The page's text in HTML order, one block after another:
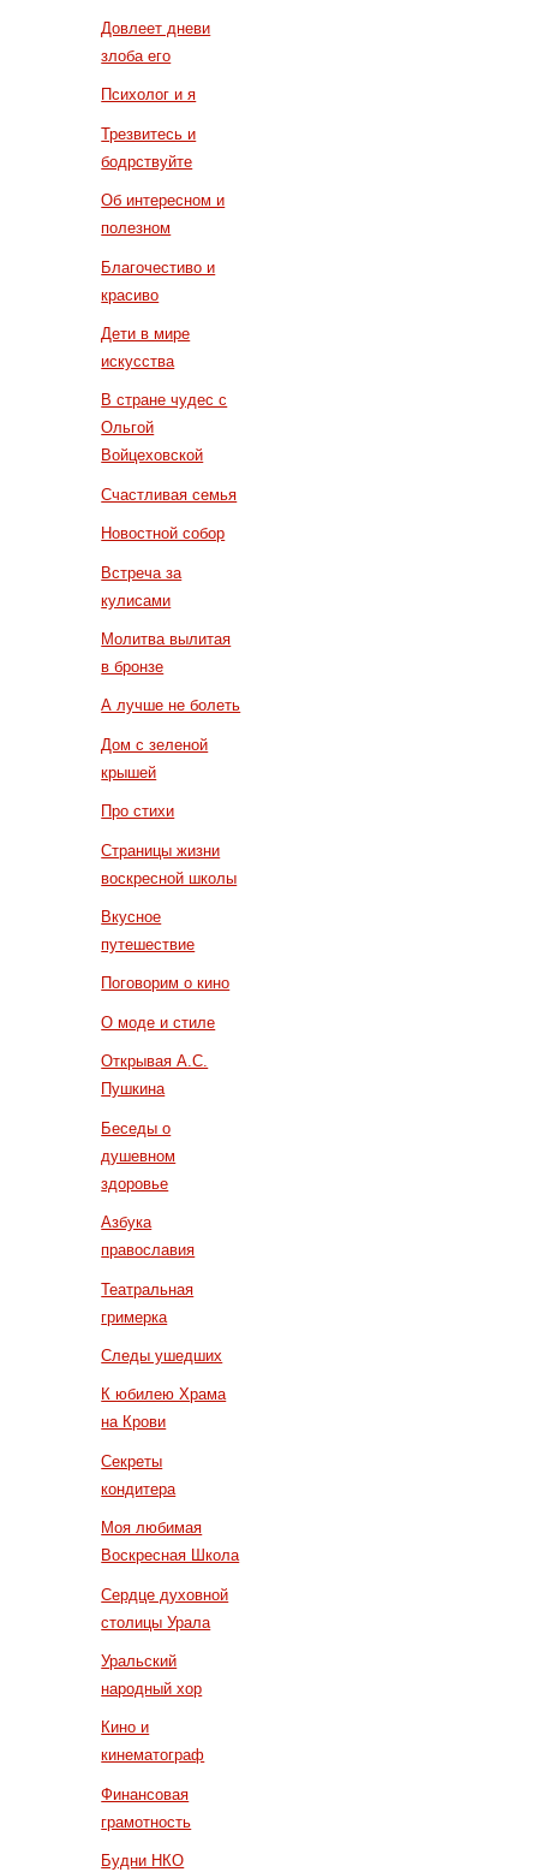
Довлеет дневи
злоба его
Психолог и я
Трезвитесь и
бодрствуйте
Об интересном и
полезном
Благочестиво и
красиво
Дети в мире
искусства
В стране чудес с
Ольгой
Войцеховской
Счастливая семья
Новостной собор
Встреча за
кулисами
Молитва вылитая
в бронзе
А лучше не болеть
Дом с зеленой
крышей
Про стихи
Страницы жизни
воскресной школы
Вкусное
путешествие
Поговорим о кино
О моде и стиле
Открывая А.С.
Пушкина
Беседы о
душевном
здоровье
Азбука
православия
Театральная
гримерка
Следы ушедших
К юбилею Храма
на Крови
Секреты
кондитера
Моя любимая
Воскресная Школа
Сердце духовной
столицы Урала
Уральский
народный хор
Кино и
кинематограф
Финансовая
грамотность
Будни НКО